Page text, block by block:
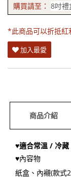
購買請至： 8吋禮
*此商品可以折抵紅
加入最愛
商品介紹
♥適合常溫 / 冷
♥內容物
紙盒、內襯(款式